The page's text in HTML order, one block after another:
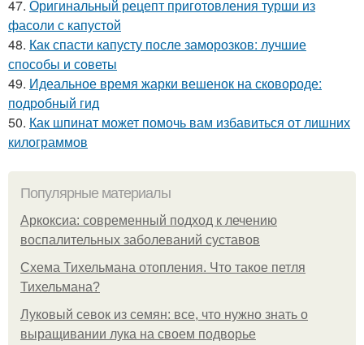
47. Оригинальный рецепт приготовления турши из
фасоли с капустой
48. Как спасти капусту после заморозков: лучшие
способы и советы
49. Идеальное время жарки вешенок на сковороде:
подробный гид
50. Как шпинат может помочь вам избавиться от лишних
килограммов
Популярные материалы
Аркоксиа: современный подход к лечению
воспалительных заболеваний суставов
Схема Тихельмана отопления. Что такое петля
Тихельмана?
Луковый севок из семян: все, что нужно знать о
выращивании лука на своем подворье